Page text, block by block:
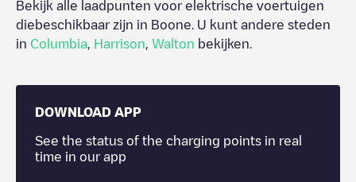
Bekijk alle laadpunten voor elektrische voertuigen
diebeschikbaar zijn in Boone . U kunt andere steden
in Columbia Harrison Walton bekijken.
DOWNLOAD APP
See the status of the charging points in real
time in our app